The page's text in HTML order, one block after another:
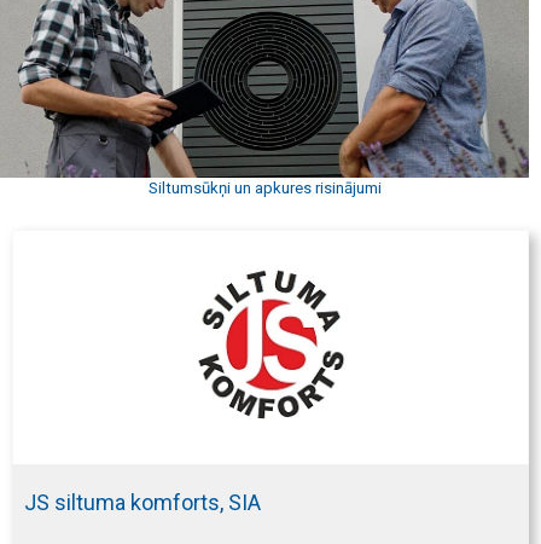
Siltumsūkņi un apkures risinājumi
JS siltuma komforts, SIA